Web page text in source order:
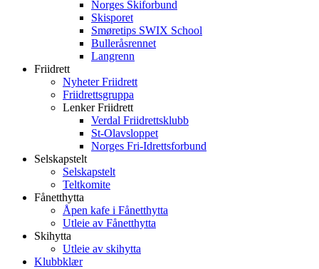
Norges Skiforbund
Skisporet
Smøretips SWIX School
Bulleråsrennet
Langrenn
Friidrett
Nyheter Friidrett
Friidrettsgruppa
Lenker Friidrett
Verdal Friidrettsklubb
St-Olavsloppet
Norges Fri-Idrettsforbund
Selskapstelt
Selskapstelt
Teltkomite
Fånetthytta
Åpen kafe i Fånetthytta
Utleie av Fånetthytta
Skihytta
Utleie av skihytta
Klubbklær